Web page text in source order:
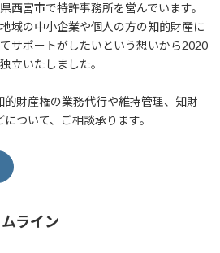
西宮市で特許事務所を営んでいます。
域の中小企業や個人の方の知的財産に
サポートがしたいという想いから2020
立いたしました。
財産権の業務代行や維持管理、知財
ついて、ご相談承ります。
ライン